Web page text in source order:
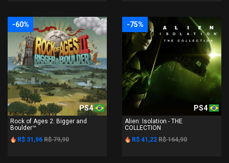
-60%
PS4
Rock of Ages 2: Bigger and
Boulder™
R$ 31,96 R$ 79,90
-75%
PS4
Alien: Isolation - THE
COLLECTION
R$ 41,22 R$ 164,90